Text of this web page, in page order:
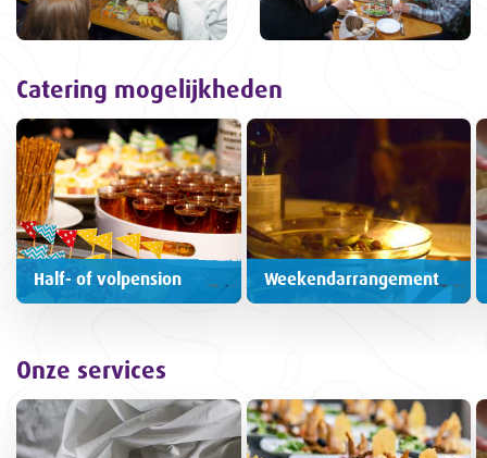
Catering mogelijkheden
Half- of volpension Weekendarrangement
Onze services